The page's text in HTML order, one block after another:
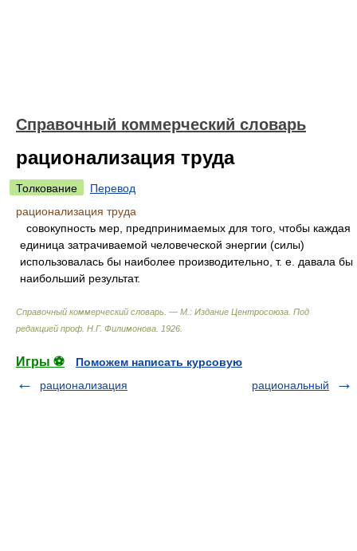
Справочный коммерческий словарь
рационализация труда
Толкование
Перевод
рационализация труда
совокупность мер, предпринимаемых для того, чтобы каждая
единица затрачиваемой человеческой энергии (силы)
использовалась бы наиболее производительно, т. е. давала бы
наибольший результат.
Справочный коммерческий словарь. — М.: Издание Центросоюза Под
редакцией проф. Н.Г. Филимонова 1926
Игры ⚽
Поможем написать курсовую
рационализация
рациональный